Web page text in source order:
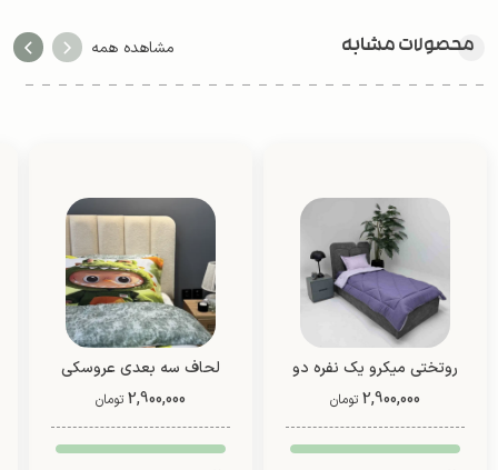
محصولات مشابه مشاهده همه
روتختی میکرو یک نفره دو
رو (طرح 3)
2,900,000 تومان
لحاف سه بعدی عروسکی
4 تیکه (طرح 4)2,900,000 تومان